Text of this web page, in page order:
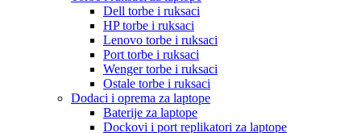
Dell torbe i ruksaci
HP torbe i ruksaci
Lenovo torbe i ruksaci
Port torbe i ruksaci
Wenger torbe i ruksaci
Ostale torbe i ruksaci
Dodaci i oprema za laptope
Baterije za laptope
Dockovi i port replikatori za laptope